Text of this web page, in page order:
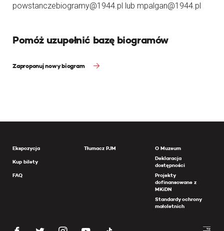
powstanczebiogramy@1944.pl lub mpalgan@1944.pl
Pomóż uzupełnić bazę biogramów
Zaproponuj nowy biogram
Ekspozycja
Kup bilety
FAQ
Tłumacz PJM
O Muzeum
Deklaracja
dostępności
Projekty
dofinansowane z
MKiDN
Standardy ochrony
małoletnich